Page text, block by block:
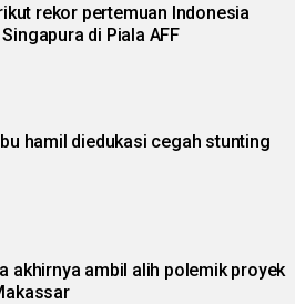
rekor pertemuan Indonesia
di Piala AFF
hamil diedukasi cegah stunting
akhirnya ambil alih polemik proyek